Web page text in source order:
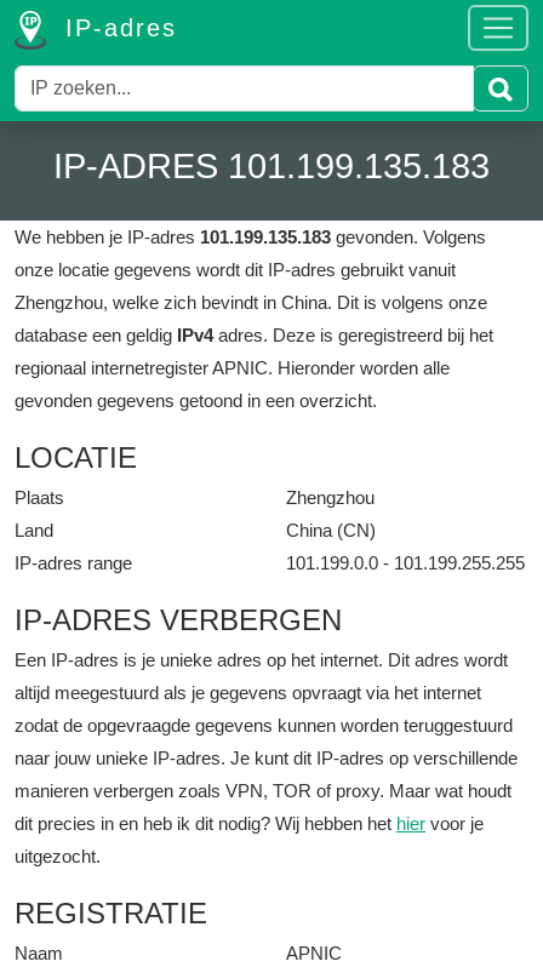
IP-adres
IP-ADRES 101.199.135.183
We hebben je IP-adres 101.199.135.183 gevonden. Volgens
onze locatie gegevens wordt dit IP-adres gebruikt vanuit
Zhengzhou, welke zich bevindt in China. Dit is volgens onze
database een geldig IPv4adres. Deze is geregistreerd bij het
regionaal internetregister APNIC. Hieronder worden alle
gevonden gegevens getoond in een overzicht.
LOCATIE
Plaats
Zhengzhou
Land
China (CN)
IP-adres range
101.199.0.0 - 101.199.255.255
IP-ADRES VERBERGEN
Een IP-adres is je unieke adres op het internet. Dit adres wordt
altijd meegestuurd als je gegevens opvraagt via het internet
zodat de opgevraagde gegevens kunnen worden teruggestuurd
naar jouw unieke IP-adres. Je kunt dit IP-adres op verschillende
manieren verbergen zoals VPN, TOR of proxy. Maar wat houdt
dit precies in en heb ik dit nodig? Wij hebben het hier voor je
uitgezocht.
REGISTRATIE
Naam
APNIC